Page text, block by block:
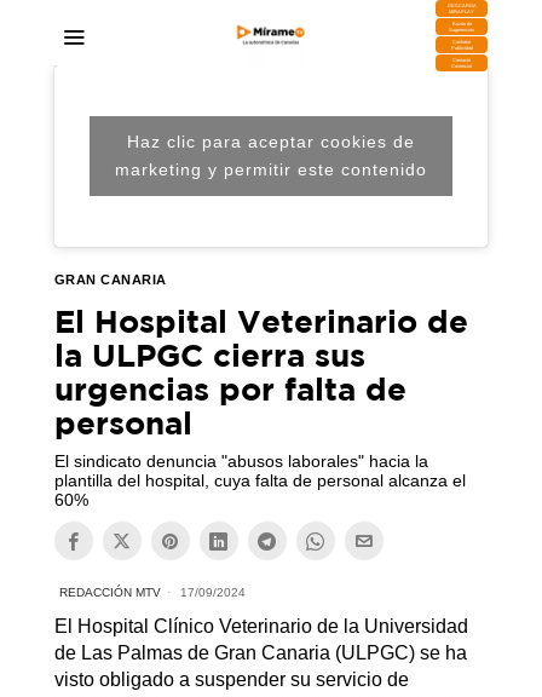
DESCARGA
MIRAPLAY
Buzón de
Sugerencias
Contratar
Publicidad
Contacto
Comercial
Haz clic para aceptar cookies de
marketing y permitir este contenido
GRAN CANARIA
El Hospital Veterinario de
la ULPGC cierra sus
urgencias por falta de
personal
El sindicato denuncia "abusos laborales" hacia la
plantilla del hospital, cuya falta de personal alcanza el
60%
REDACCIÓN MTV 17/09/2024
El Hospital Clínico Veterinario de la Universidad
de Las Palmas de Gran Canaria (ULPGC) se ha
visto obligado a suspender su servicio de